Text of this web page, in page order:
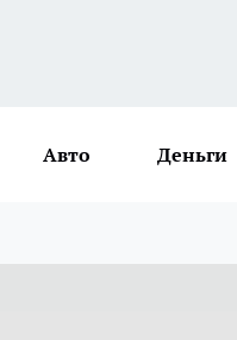
Авто Деньги